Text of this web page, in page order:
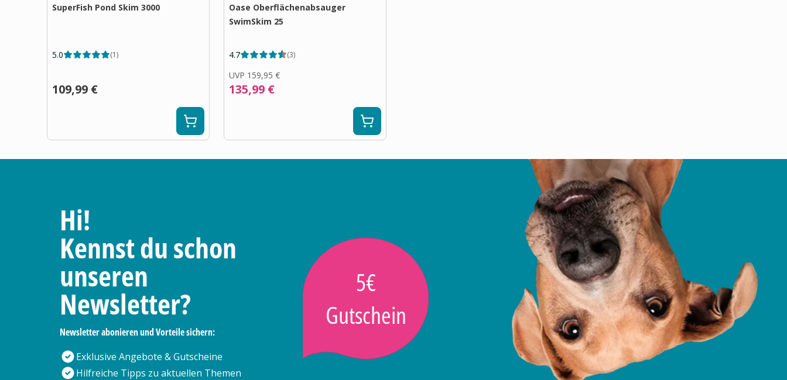
SuperFish Pond Skim 3000
5.0 (1)
109,99 €
Oase Oberflächenabsauger
SwimSkim 25
4.7 (3)
UVP 159,95 €
135,99 €
Hi!
Kennst du schon
unseren
Newsletter?
Newsletter abonieren und Vorteile sichern:
Exklusive Angebote & Gutscheine
Hilfreiche Tipps zu aktuellen Themen
5€
Gutschein